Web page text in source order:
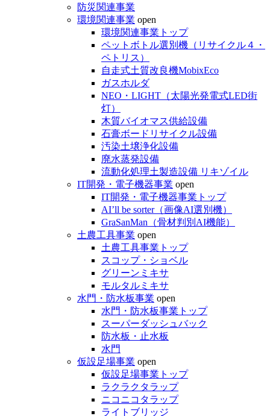
防災関連事業
環境関連事業 open
環境関連事業トップ
ペットボトル選別機（リサイクル４・
ペトリス）
自走式土質改良機MobixEco
ガスホルダ
NEO・LIGHT（太陽光発電式LED街
灯）
木質バイオマス供給設備
石膏ボードリサイクル設備
汚染土壌浄化設備
廃水蒸発設備
流動化処理土製造設備 リキゾイル
IT開発・電子機器事業 open
IT開発・電子機器事業トップ
AI’ll be sorter（画像AI選別機）
GraSanMan（骨材判別AI機能）
土農工具事業 open
土農工具事業トップ
スコップ・ショベル
グリーンミキサ
モルタルミキサ
水門・防水板事業 open
水門・防水板事業トップ
スーパーダッシュバック
防水板・止水板
水門
仮設足場事業 open
仮設足場事業トップ
ラクラクタラップ
ニコニコタラップ
ライトブリッジ